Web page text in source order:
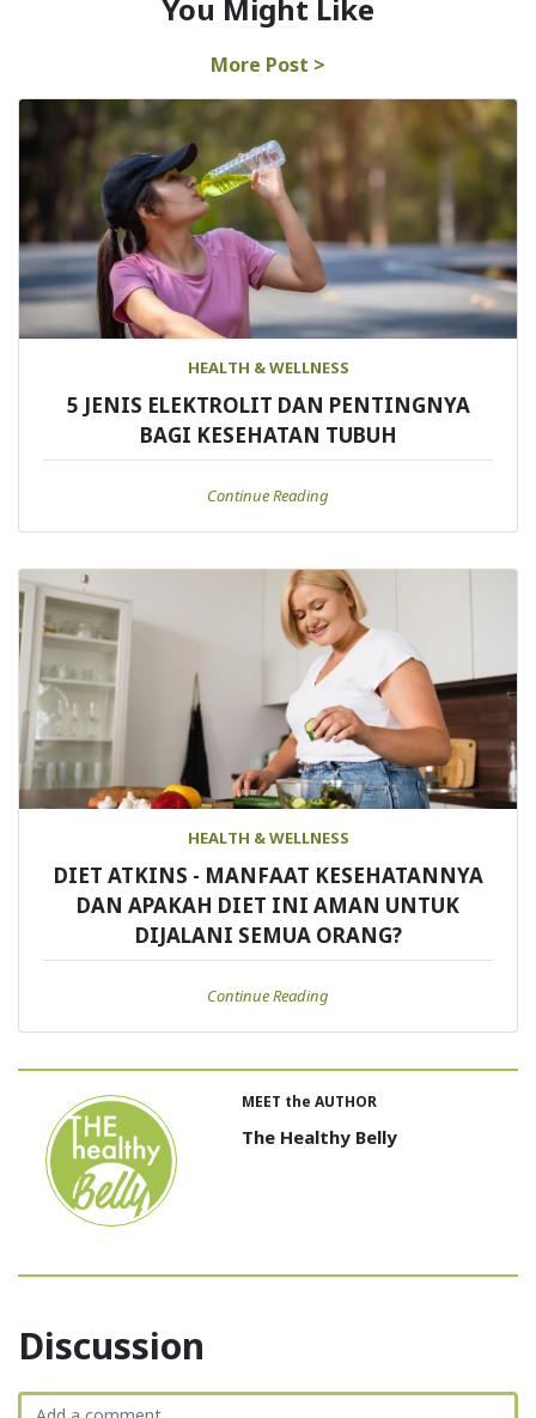
You Might Like
More Post >
HEALTH & WELLNESS
5 JENIS ELEKTROLIT DAN PENTINGNYA
BAGI KESEHATAN TUBUH
Continue Reading
HEALTH & WELLNESS
DIET ATKINS - MANFAAT KESEHATANNYA
DAN APAKAH DIET INI AMAN UNTUK
DIJALANI SEMUA ORANG?
Continue Reading
MEET the AUTHOR
The Healthy Belly
Discussion